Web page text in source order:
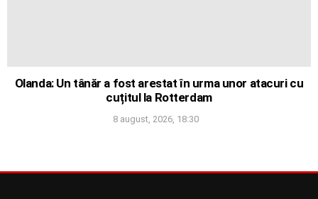
Olanda: Un tânăr a fost arestat în urma unor atacuri cu
cuțitul la Rotterdam
8 august, 2026, 18:30